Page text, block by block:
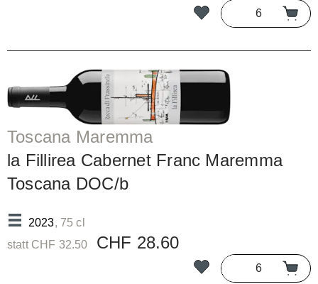
Toscana Maremma
la Fillirea Cabernet Franc Maremma
Toscana DOC/b
2023, 75 cl
statt CHF 32.50
CHF 28.60